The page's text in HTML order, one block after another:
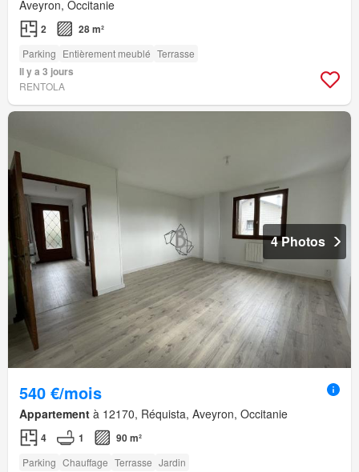
Aveyron, Occitanie
2 28 m²
Parking Entièrement meublé Terrasse
Il y a 3 jours
RENTOLA
4 Photos
540 €/mois
Appartement à 12170, Réquista, Aveyron, Occitanie
4 1 90 m²
Parking Chauffage Terrasse Jardin